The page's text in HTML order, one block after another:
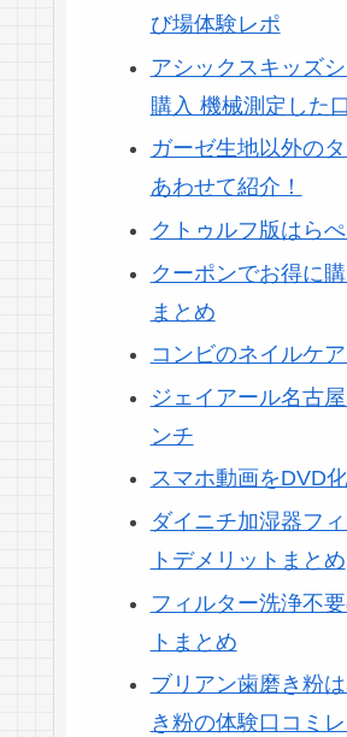
び場体験レポ
アシックスキッズ
購入 機械測定した
ガーゼ生地以外の
あわせて紹介！
クトゥルフ版はら
クーポンでお得に
まとめ
コンビのネイルケ
ジェイアール名古
ンチ
スマホ動画をDVD
ダイニチ加湿器フ
トデメリットまとめ
フィルター洗浄不
トまとめ
ブリアン歯磨き粉
き粉の体験口コミ